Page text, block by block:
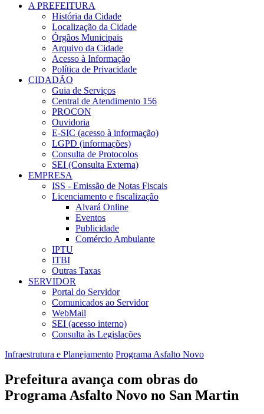
A PREFEITURA
História da Cidade
Localização da Cidade
Órgãos Municipais
Arquivo da Cidade
Acesso à Informação
Política de Privacidade
CIDADÃO
Guia de Serviços
Central de Atendimento 156
PROCON
Ouvidoria
E-SIC (acesso à informação)
LGPD (informações)
Consulta de Protocolos
SEI (Consulta Externa)
EMPRESA
ISS - Emissão de Notas Fiscais
Licenciamento e fiscalização
Alvará Online
Eventos
Publicidade
Comércio Ambulante
IPTU
ITBI
Outras Taxas
SERVIDOR
Portal do Servidor
Comunicados ao Servidor
WebMail
SEI (acesso interno)
Consulta às Legislações
Infraestrutura e Planejamento Programa Asfalto Novo
Prefeitura avança com obras do
Programa Asfalto Novo no San Martin